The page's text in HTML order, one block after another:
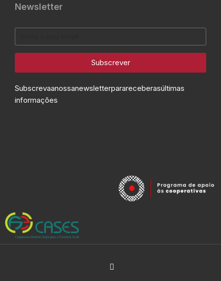
Newsletter
Subscrever
Subscreva a nossa newsletter para receber as últimas
informações